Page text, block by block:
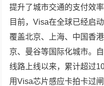
提升了城市交通的支付效率
目前，Visa在全球已经启
覆盖北京、上海、中国香
京、曼谷等国际化城市。
线路上线以来，累计超过
用Visa芯片感应卡拍卡过闸